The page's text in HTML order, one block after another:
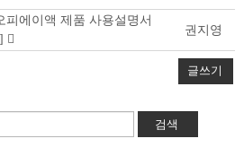
피에이액 제품 사용설명서
]
권지영
글쓰기